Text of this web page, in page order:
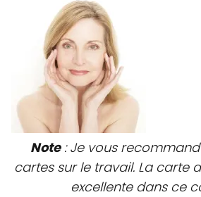
Note: Je vous
cartes sur le travail. La carte
excellente dans ce